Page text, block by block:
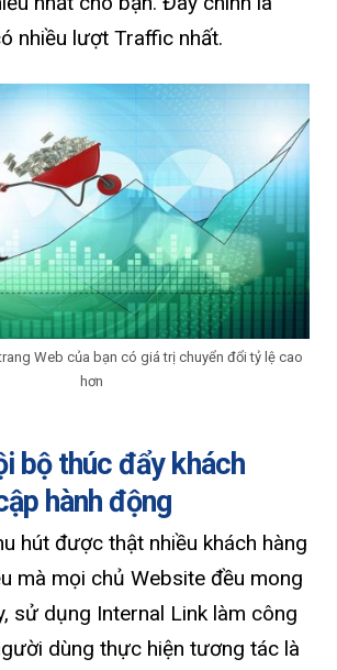
nhiều lượt Traffic nhất.
Web của bạn có giá trị chuyển đổi tỷ lệ cao
hơn
bộ thúc đẩy khách
hành động
hút được thật nhiều khách hàng
mà mọi chủ Website đều mong
sử dụng Internal Link làm công
dùng thực hiện tương tác là